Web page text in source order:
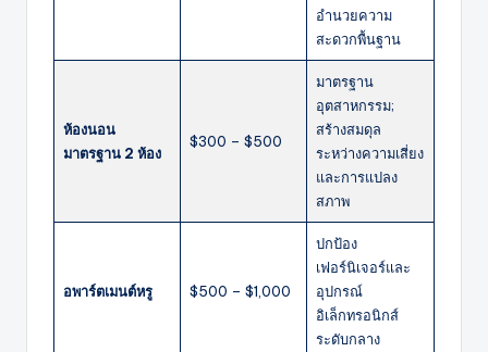
อำนวยความ
สะดวกพื้นฐาน
ห้องนอน
มาตรฐาน 2 ห้อง
$300 – $500
มาตรฐาน
อุตสาหกรรม;
สร้างสมดุล
ระหว่างความเสี่ยง
และการแปลง
สภาพ
อพาร์ตเมนต์หรู $500 – $1,000
ปกป้อง
เฟอร์นิเจอร์และ
อุปกรณ์
อิเล็กทรอนิกส์
ระดับกลาง